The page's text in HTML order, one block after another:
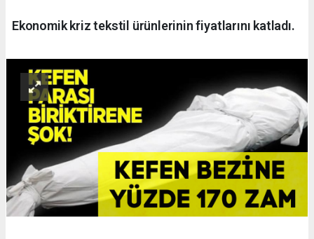
Ekonomik kriz tekstil ürünlerinin fiyatlarını katladı.